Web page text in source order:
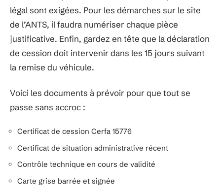
légal sont exigées. Pour les démarches sur le site
de l’ANTS, il faudra numériser chaque pièce
justificative. Enfin, gardez en tête que la déclaration
de cession doit intervenir dans les 15 jours suivant
la remise du véhicule.
Voici les documents à prévoir pour que tout se
passe sans accroc :
Certificat de cession Cerfa 15776
Certificat de situation administrative récent
Contrôle technique en cours de validité
Carte grise barrée et signée